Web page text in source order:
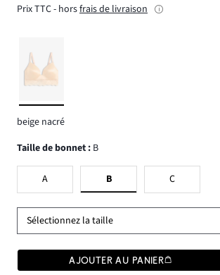
Prix TTC - horsfrais de livraison
beige nacré
Taille de bonnet : B
A B C
Sélectionnez la taille
AJOUTER AU PANIER